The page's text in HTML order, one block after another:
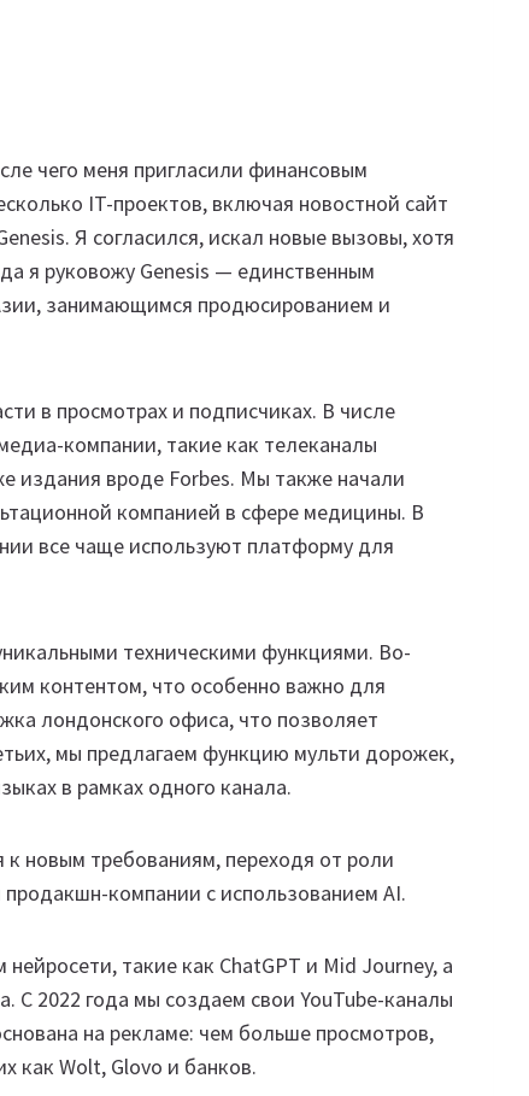
чего меня пригласили финансовым
IT-проектов, включая новостной сайт
Я согласился, искал новые вызовы, хотя
я руковожу Genesis — единственным
занимающимся продюсированием и
в просмотрах и подписчиках. В числе
компании, такие как телеканалы
издания вроде Forbes. Мы также начали
компанией в сфере медицины. В
все чаще используют платформу для
техническими функциями. Во-
контентом, что особенно важно для
лондонского офиса, что позволяет
мы предлагаем функцию мульти дорожек,
в рамках одного канала.
новым требованиям, переходя от роли
компании с использованием AI.
такие как ChatGPT и Mid Journey, а
С 2022 года мы создаем свои YouTube-каналы
на рекламе: чем больше просмотров,
как Wolt, Glovo и банков.